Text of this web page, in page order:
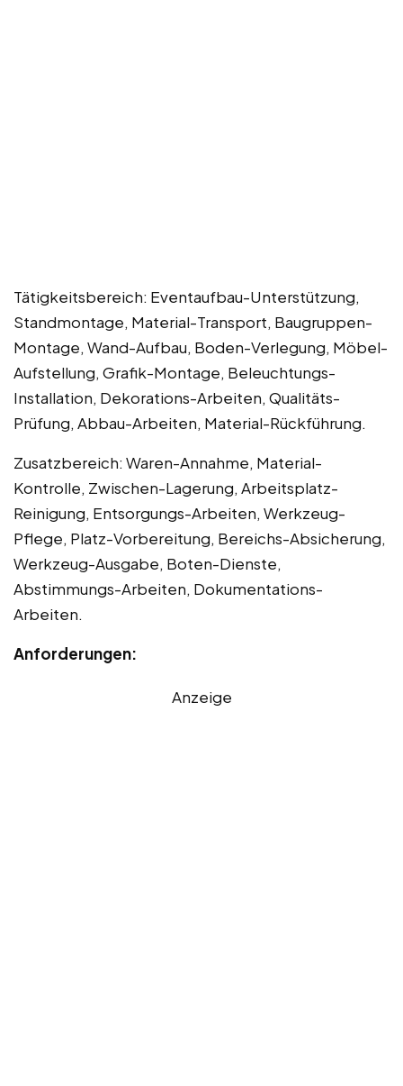
Tätigkeitsbereich: Eventaufbau-Unterstützung,
Standmontage, Material-Transport, Baugruppen-
Montage, Wand-Aufbau, Boden-Verlegung, Möbel-
Aufstellung, Grafik-Montage, Beleuchtungs-
Installation, Dekorations-Arbeiten, Qualitäts-
Prüfung, Abbau-Arbeiten, Material-Rückführung.
Zusatzbereich: Waren-Annahme, Material-
Kontrolle, Zwischen-Lagerung, Arbeitsplatz-
Reinigung, Entsorgungs-Arbeiten, Werkzeug-
Pflege, Platz-Vorbereitung, Bereichs-Absicherung,
Werkzeug-Ausgabe, Boten-Dienste,
Abstimmungs-Arbeiten, Dokumentations-
Arbeiten.
Anforderungen:
Anzeige